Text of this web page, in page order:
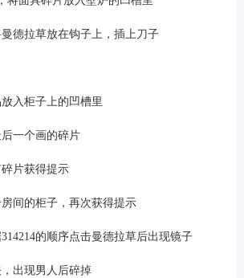
德拉草放在钩子上，插上刀子
入柜子上的凹槽里
一个画的碎片
片获得提示
间的柜子，再次获得提示
的顺序点击曼德拉草后出现镜子
出现男人后碎掉